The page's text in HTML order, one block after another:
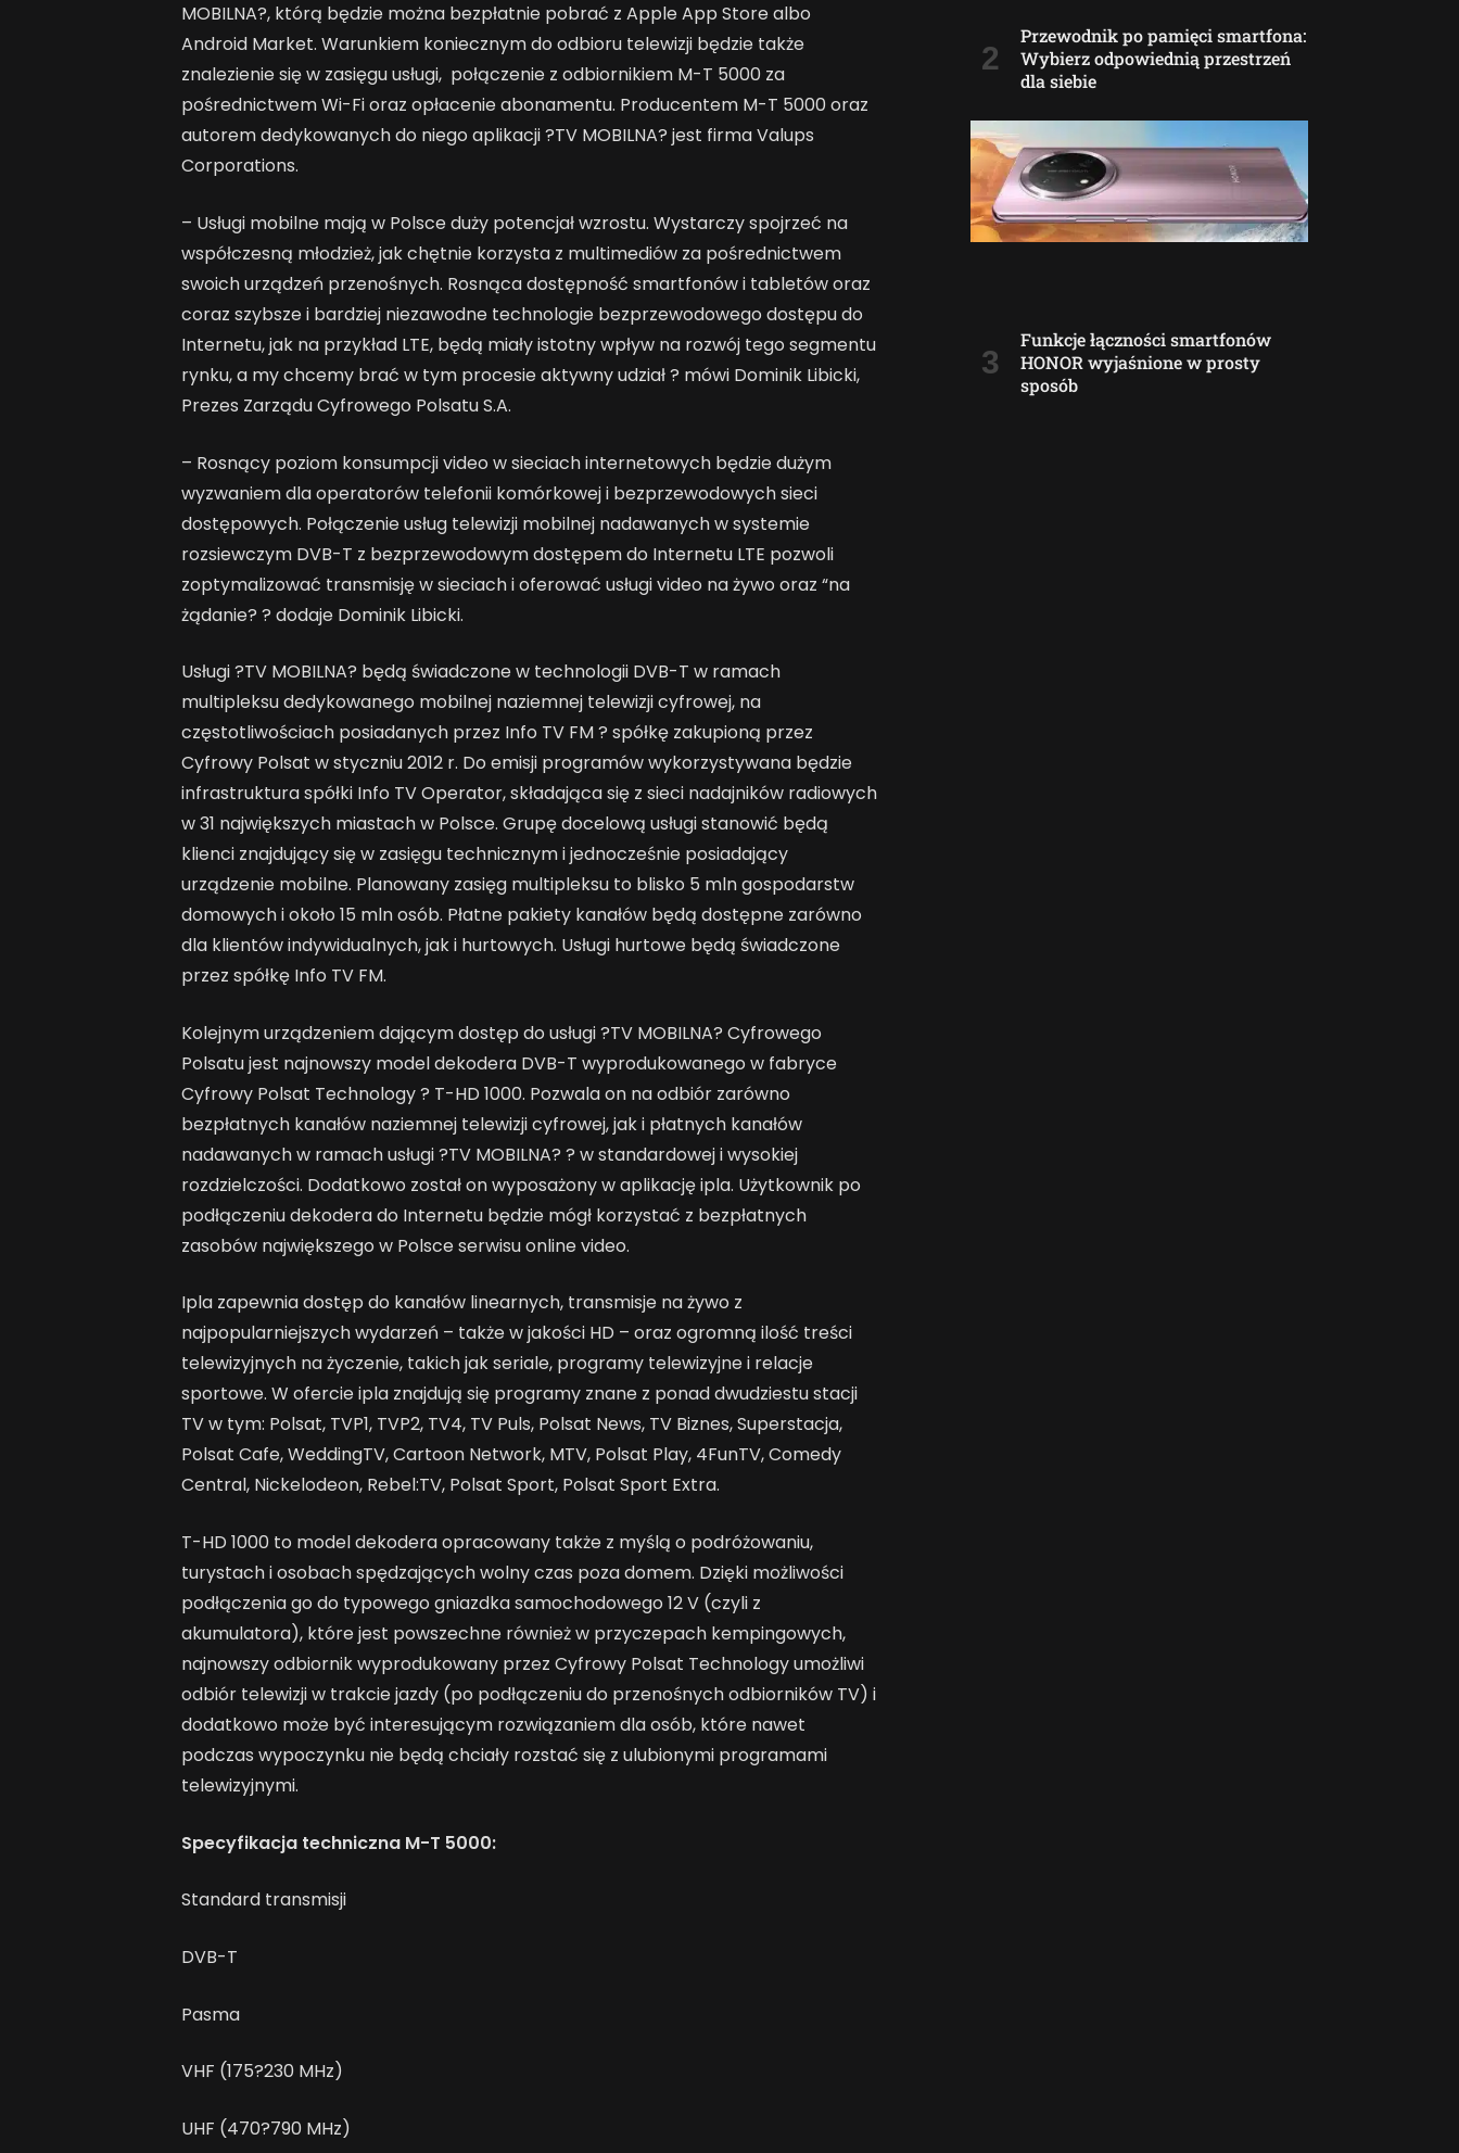
MOBILNA?, którą będzie można bezpłatnie pobrać z Apple App Store albo
Android Market. Warunkiem koniecznym do odbioru telewizji będzie także
znalezienie się w zasięgu usługi, połączenie z odbiornikiem M-T 5000 za
pośrednictwem Wi-Fi oraz opłacenie abonamentu. Producentem M-T 5000 oraz
autorem dedykowanych do niego aplikacji ?TV MOBILNA? jest firma Valups
Corporations.
– Usługi mobilne mają w Polsce duży potencjał wzrostu. Wystarczy spojrzeć na
współczesną młodzież, jak chętnie korzysta z multimediów za pośrednictwem
swoich urządzeń przenośnych. Rosnąca dostępność smartfonów i tabletów oraz
coraz szybsze i bardziej niezawodne technologie bezprzewodowego dostępu do
Internetu, jak na przykład LTE, będą miały istotny wpływ na rozwój tego segmentu
rynku, a my chcemy brać w tym procesie aktywny udział ? mówi Dominik Libicki,
Prezes Zarządu Cyfrowego Polsatu S.A.
– Rosnący poziom konsumpcji video w sieciach internetowych będzie dużym
wyzwaniem dla operatorów telefonii komórkowej i bezprzewodowych sieci
dostępowych. Połączenie usług telewizji mobilnej nadawanych w systemie
rozsiewczym DVB-T z bezprzewodowym dostępem do Internetu LTE pozwoli
zoptymalizować transmisję w sieciach i oferować usługi video na żywo oraz “na
żądanie? ? dodaje Dominik Libicki.
Usługi ?TV MOBILNA? będą świadczone w technologii DVB-T w ramach
multipleksu dedykowanego mobilnej naziemnej telewizji cyfrowej, na
częstotliwościach posiadanych przez Info TV FM ? spółkę zakupioną przez
Cyfrowy Polsat w styczniu 2012 r. Do emisji programów wykorzystywana będzie
infrastruktura spółki Info TV Operator, składająca się z sieci nadajników radiowych
w 31 największych miastach w Polsce. Grupę docelową usługi stanowić będą
klienci znajdujący się w zasięgu technicznym i jednocześnie posiadający
urządzenie mobilne. Planowany zasięg multipleksu to blisko 5 mln gospodarstw
domowych i około 15 mln osób. Płatne pakiety kanałów będą dostępne zarówno
dla klientów indywidualnych, jak i hurtowych. Usługi hurtowe będą świadczone
przez spółkę Info TV FM.
Kolejnym urządzeniem dającym dostęp do usługi ?TV MOBILNA? Cyfrowego
Polsatu jest najnowszy model dekodera DVB-T wyprodukowanego w fabryce
Cyfrowy Polsat Technology ? T-HD 1000. Pozwala on na odbiór zarówno
bezpłatnych kanałów naziemnej telewizji cyfrowej, jak i płatnych kanałów
nadawanych w ramach usługi ?TV MOBILNA? ? w standardowej i wysokiej
rozdzielczości. Dodatkowo został on wyposażony w aplikację ipla. Użytkownik po
podłączeniu dekodera do Internetu będzie mógł korzystać z bezpłatnych
zasobów największego w Polsce serwisu online video.
Ipla zapewnia dostęp do kanałów linearnych, transmisje na żywo z
najpopularniejszych wydarzeń – także w jakości HD – oraz ogromną ilość treści
telewizyjnych na życzenie, takich jak seriale, programy telewizyjne i relacje
sportowe. W ofercie ipla znajdują się programy znane z ponad dwudziestu stacji
TV w tym: Polsat, TVP1, TVP2, TV4, TV Puls, Polsat News, TV Biznes, Superstacja,
Polsat Cafe, WeddingTV, Cartoon Network, MTV, Polsat Play, 4FunTV, Comedy
Central, Nickelodeon, Rebel:TV, Polsat Sport, Polsat Sport Extra.
T-HD 1000 to model dekodera opracowany także z myślą o podróżowaniu,
turystach i osobach spędzających wolny czas poza domem. Dzięki możliwości
podłączenia go do typowego gniazdka samochodowego 12 V (czyli z
akumulatora), które jest powszechne również w przyczepach kempingowych,
najnowszy odbiornik wyprodukowany przez Cyfrowy Polsat Technology umożliwi
odbiór telewizji w trakcie jazdy (po podłączeniu do przenośnych odbiorników TV) i
dodatkowo może być interesującym rozwiązaniem dla osób, które nawet
podczas wypoczynku nie będą chciały rozstać się z ulubionymi programami
telewizyjnymi.
Specyfikacja techniczna M-T 5000:
Standard transmisji
DVB-T
Pasma
VHF (175?230 MHz)
UHF (470?790 MHz)
Przewodnik po pamięci smartfona:
Wybierz odpowiednią przestrzeń
dla siebie
Funkcje łączności smartfonów
HONOR wyjaśnione w prosty
sposób